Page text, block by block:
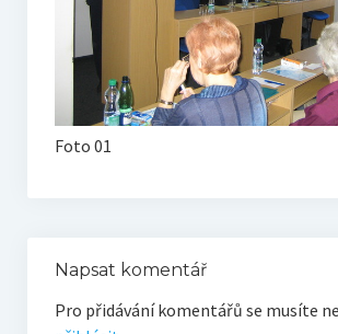
Mapa – sídlo ČEPES
Kontakty
Foto 01
Napsat komentář
Pro přidávání komentářů se musíte